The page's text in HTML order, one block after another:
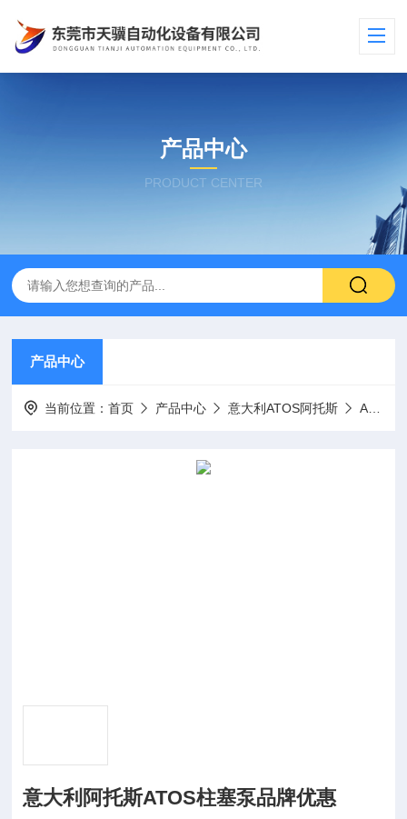
产品中心
PRODUCT CENTER
产品中心
当前位置：首页 产品中心 意大利ATOS阿托斯 Atos柱塞泵
意大利阿托斯ATOS柱塞泵品牌优惠